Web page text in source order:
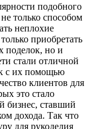
подобного
только способом
неплохие
приобретать
поделок, но и
стали отличной
с их помощью
клиентов для
это стало
бизнес, ставший
дохода. Так что
для рукоделия